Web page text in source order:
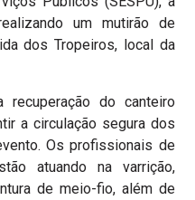
um mutirão de
dos Tropeiros, local da
do canteiro
a circulação segura dos
Os profissionais de
atuando na varrição,
de meio-fio, além de